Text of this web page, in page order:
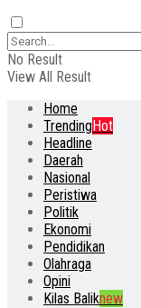
No Result
View All Result
Home
TrendingHot
Headline
Daerah
Nasional
Peristiwa
Politik
Ekonomi
Pendidikan
Olahraga
Opini
Kilas Baliknew